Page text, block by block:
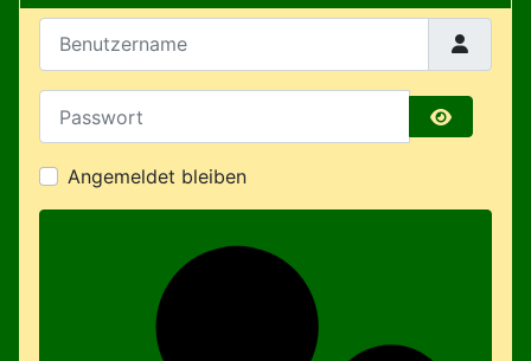
Passwort
Angemeldet bleiben